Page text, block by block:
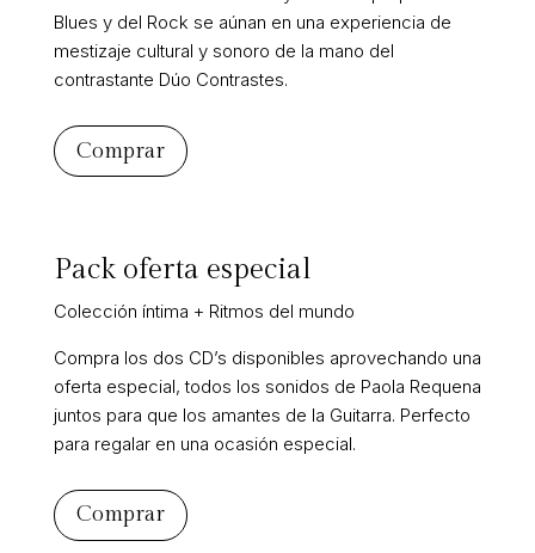
Blues y del Rock se aúnan en una experiencia de
mestizaje cultural y sonoro de la mano del
contrastante Dúo Contrastes.
Comprar
Pack oferta especial
Colección íntima + Ritmos del mundo
Compra los dos CD’s disponibles aprovechando una
oferta especial, todos los sonidos de Paola Requena
juntos para que los amantes de la Guitarra. Perfecto
para regalar en una ocasión especial.
Comprar